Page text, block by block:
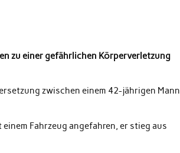
zu einer gefährlichen Körperverletzung
zwischen einem 42-jährigen Mann
Fahrzeug angefahren, er stieg aus